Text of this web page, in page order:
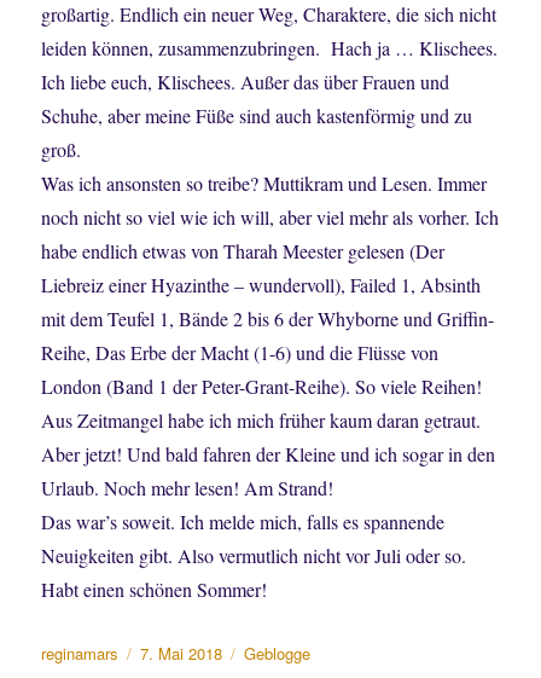
großartig. Endlich ein neuer Weg, Charaktere, die sich nicht
leiden können, zusammenzubringen. Hach ja … Klischees.
Ich liebe euch, Klischees. Außer das über Frauen und
Schuhe, aber meine Füße sind auch kastenförmig und zu
groß.
Was ich ansonsten so treibe? Muttikram und Lesen. Immer
noch nicht so viel wie ich will, aber viel mehr als vorher. Ich
habe endlich etwas von Tharah Meester gelesen (Der
Liebreiz einer Hyazinthe – wundervoll), Failed 1, Absinth
mit dem Teufel 1, Bände 2 bis 6 der Whyborne und Griffin-
Reihe, Das Erbe der Macht (1-6) und die Flüsse von
London (Band 1 der Peter-Grant-Reihe). So viele Reihen!
Aus Zeitmangel habe ich mich früher kaum daran getraut.
Aber jetzt! Und bald fahren der Kleine und ich sogar in den
Urlaub. Noch mehr lesen! Am Strand!
Das war’s soweit. Ich melde mich, falls es spannende
Neuigkeiten gibt. Also vermutlich nicht vor Juli oder so.
Habt einen schönen Sommer!
Autor
reginamars
Veröffentlicht
7. Mai 2018 Kategorien
Geblogge